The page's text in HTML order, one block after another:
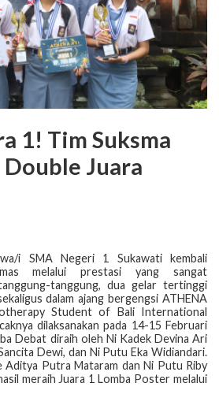
1! Tim Suksma
Double Juara
i SMA Negeri 1 Sukawati kembali
melalui prestasi yang sangat
tanggung, dua gelar tertinggi
dalam ajang bergengsi ATHENA
Student of Bali International
dilaksanakan pada 14-15 Februari
Debat diraih oleh Ni Kadek Devina Ari
Dewi, dan Ni Putu Eka Widiandari.
Aditya Putra Mataram dan Ni Putu Riby
meraih Juara 1 Lomba Poster melalui